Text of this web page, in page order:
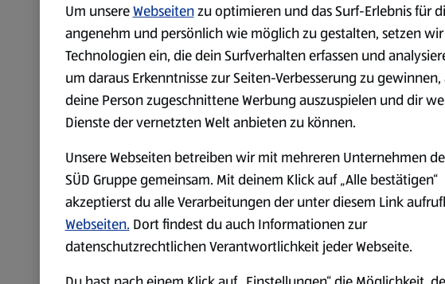
Quinoa nach
In einer Pfanne Olivenöl
Knoblauchzehen darin
Paprika, Zucchini und
Zwiebeln geben. Alles etwa
Das gebratene Gemüse
Feta-Käse über die
Um unsereWebseitenzu optimieren und das Surf-Erlebnis für
angenehm und persönlich wie möglich zu gestalten, setzen wir
Technologien ein, die dein Surfverhalten erfassen und
um daraus Erkenntnisse zur Seiten-Verbesserung zu gewinnen,
deine Person zugeschnittene Werbung auszuspielen und dir
Dienste der vernetzten Welt anbieten zu können.
Unsere Webseiten betreiben wir mit mehreren Unternehmen
SÜD Gruppe gemeinsam. Mit deinem Klick auf „Alle bestätigen“
akzeptierst du alle Verarbeitungen der unter diesem Link
Webseiten. Dort findest du auch Informationen zur
datenschutzrechtlichen Verantwortlichkeit jeder Webseite.